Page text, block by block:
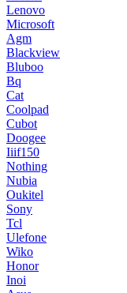
Lenovo
Microsoft
Agm
Blackview
Bluboo
Bq
Cat
Coolpad
Cubot
Doogee
Iiif150
Nothing
Nubia
Oukitel
Sony
Tcl
Ulefone
Wiko
Honor
Inoi